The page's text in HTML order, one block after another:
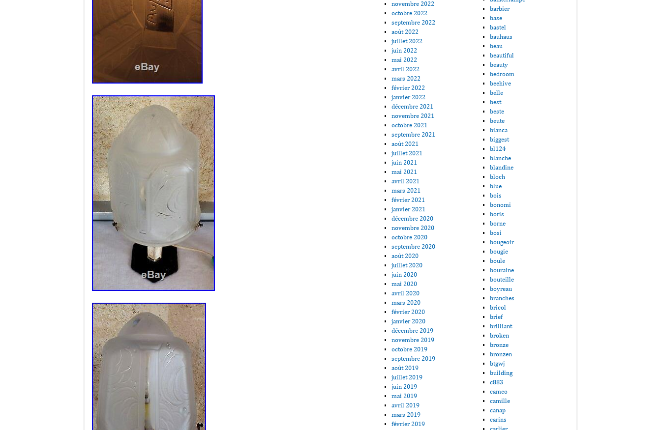
novembre 2022
octobre 2022
septembre 2022
août 2022
juillet 2022
juin 2022
mai 2022
avril 2022
mars 2022
février 2022
janvier 2022
décembre 2021
novembre 2021
octobre 2021
septembre 2021
août 2021
juillet 2021
juin 2021
mai 2021
avril 2021
mars 2021
février 2021
janvier 2021
décembre 2020
novembre 2020
octobre 2020
septembre 2020
août 2020
juillet 2020
juin 2020
mai 2020
avril 2020
mars 2020
février 2020
janvier 2020
décembre 2019
novembre 2019
octobre 2019
septembre 2019
août 2019
juillet 2019
juin 2019
mai 2019
avril 2019
mars 2019
février 2019
barbier
base
bastel
bauhaus
beau
beautiful
beauty
bedroom
beehive
belle
best
beste
beute
bianca
biggest
bl124
blanche
blandine
bloch
blue
bois
bonomi
boris
borne
bosi
bougeoir
bougie
boule
bouraine
bouteille
boyreau
branches
bricol
brief
brilliant
broken
bronze
bronzen
btgwj
building
c883
cameo
camille
canap
carins